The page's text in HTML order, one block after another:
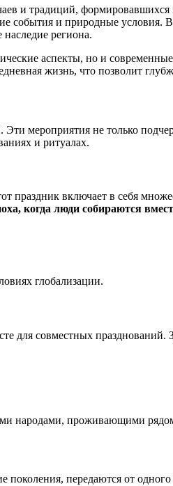
и традиций,
события и природные
региона.
аспекты, но и
жизнь, что позволит
мероприятия не только
и ритуалах.
праздник включает в себя
когда люди собираются
глобализации.
для совместных
народами, проживающими
передаются от